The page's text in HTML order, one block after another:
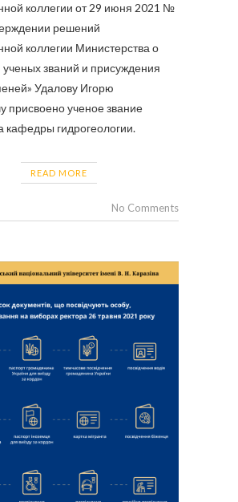
коллегии от 29 июня 2021 №
решений
коллегии Министерства о
званий и присуждения
Удалову Игорю
присвоено ученое звание
кафедры гидрогеологии.
READ MORE
No Comments